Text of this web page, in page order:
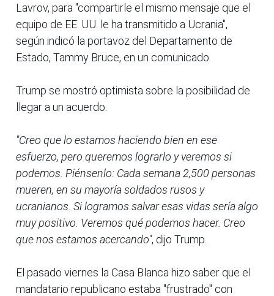
Lavrov, para "compartirle el mismo mensaje que el
equipo de EE. UU. le ha transmitido a Ucrania",
según indicó la portavoz del Departamento de
Estado, Tammy Bruce, en un comunicado.
Trump se mostró optimista sobre la posibilidad de
llegar a un acuerdo.
"Creo que lo estamos haciendo bien en ese
esfuerzo, pero queremos lograrlo y veremos si
podemos. Piénsenlo: Cada semana 2,500 personas
mueren, en su mayoría soldados rusos y
ucranianos. Si logramos salvar esas vidas sería algo
muy positivo. Veremos qué podemos hacer. Creo
que nos estamos acercando", dijo Trump.
El pasado viernes la Casa Blanca hizo saber que el
mandatario republicano estaba "frustrado" con